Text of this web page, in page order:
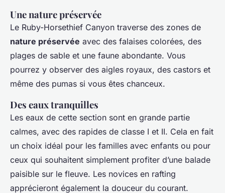
Une nature préservée
Le Ruby-Horsethief Canyon traverse des zones de
nature préservée avec des falaises colorées, des
plages de sable et une faune abondante. Vous
pourrez y observer des aigles royaux, des castors et
même des pumas si vous êtes chanceux.
Des eaux tranquilles
Les eaux de cette section sont en grande partie
calmes, avec des rapides de classe I et II. Cela en fait
un choix idéal pour les familles avec enfants ou pour
ceux qui souhaitent simplement profiter d’une balade
paisible sur le fleuve. Les novices en rafting
apprécieront également la douceur du courant.